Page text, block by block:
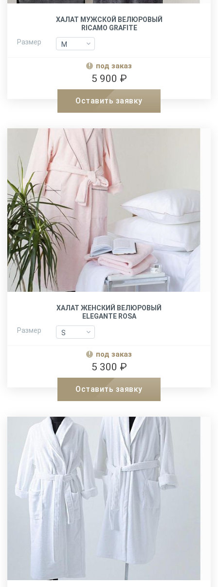
ХАЛАТ МУЖСКОЙ ВЕЛЮРОВЫЙ
RICAMO GRAFITE
Размер
M
M
под заказ
5 900 ₽
Оставить заявку
ХАЛАТ ЖЕНСКИЙ ВЕЛЮРОВЫЙ
ELEGANTE ROSA
Размер
S
S
под заказ
5 300 ₽
Оставить заявку